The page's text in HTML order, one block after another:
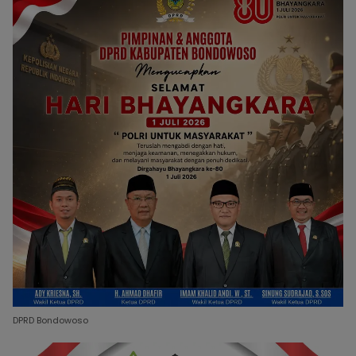
DPRD Bondowoso